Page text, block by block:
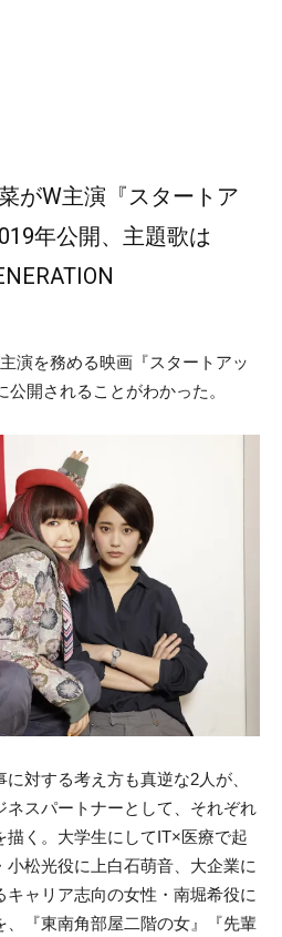
がW主演『スタートア
年公開、主題歌は
演を務める映画『スタートアッ
開されることがわかった。
対する考え方も真逆な2人が、
ネスパートナーとして、それぞれ
く。大学生にしてIT×医療で起
松光役に上白石萌音、大企業に
ャリア志向の女性・南堀希役に
、『東南角部屋二階の女』『先輩